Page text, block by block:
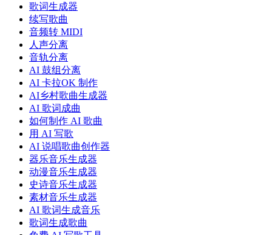
歌词生成器
续写歌曲
音频转 MIDI
人声分离
音轨分离
AI 鼓组分离
AI 卡拉OK 制作
AI乡村歌曲生成器
AI 歌词成曲
如何制作 AI 歌曲
用 AI 写歌
AI 说唱歌曲创作器
器乐音乐生成器
动漫音乐生成器
史诗音乐生成器
素材音乐生成器
AI 歌词生成音乐
歌词生成歌曲